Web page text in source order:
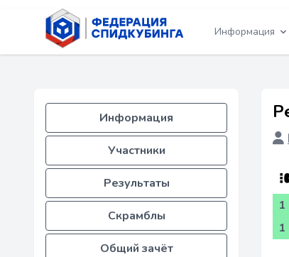
Информация
Информация
Участники
Результаты
Скрамблы
Общий зачёт
1
1